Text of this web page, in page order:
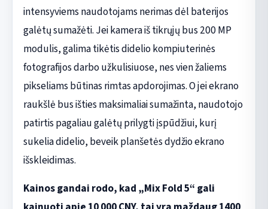
intensyviems naudotojams nerimas dėl baterijos
galėtų sumažėti. Jei kamera iš tikrųjų bus 200 MP
modulis, galima tikėtis didelio kompiuterinės
fotografijos darbo užkulisiuose, nes vien žaliems
pikseliams būtinas rimtas apdorojimas. O jei ekrano
raukšlė bus išties maksimaliai sumažinta, naudotojo
patirtis pagaliau galėtų prilygti įspūdžiui, kurį
sukelia didelio, beveik planšetės dydžio ekrano
išskleidimas.
Kainos gandai rodo, kad „Mix Fold 5“ gali